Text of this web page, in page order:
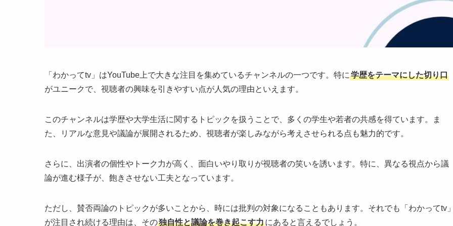
「わかってtv」はYouTube上で大きな注目を集めているチャンネルの一つです。特に学歴をテーマにした切り口
がユニークで、視聴者の興味を引きやすい点が人気の理由といえます。
このチャンネルは学歴や大学生活に関するトピックを扱うことで、多くの学生や若者の共感を得ています。ま
た、リアルな意見や議論が展開されるため、視聴者が楽しみながら考えさせられる点も魅力的です。
さらに、出演者の個性やトーク力が高く、面白いやり取りが視聴者の笑いを誘います。特に、異なる視点から議
論が進む様子が、飽きさせない工夫となっています。
ただし、賛否両論のトピックが多いことから、時には批判の対象になることもあります。それでも「わかってtv
が注目され続ける理由は、その独自性と議論を巻き起こす力にあると言えるでしょう。